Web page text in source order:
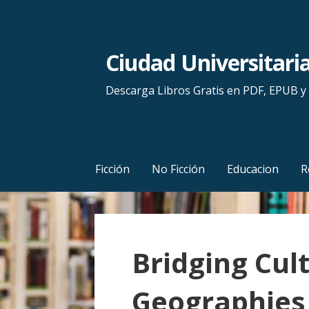
n
t
e
n
i
d
Ciudad
Descarga Libros Gratis en PDF, EPUB y
Ficción No Ficción Educacion
Bridging
Geographies